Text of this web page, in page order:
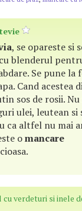
, se opareste si
blenderul
Se pune la
Cand acestea
sos de rosii. Nu
ulei, leutean si
ca altfel nu mai
omancare
cu verdeturi si inele